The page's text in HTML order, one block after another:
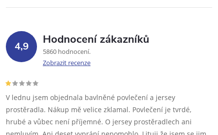
4,9 Hodnocení zákazníků
5860 hodnocení
Zobrazit recenze
V lednu jsem objednala bavlněné povlečení a jersey
prostěradla. Nákup mě velice zklamal. Povlečení je tvrdé,
hrubé a vůbec není příjemné. O jersey prostěradlech ani